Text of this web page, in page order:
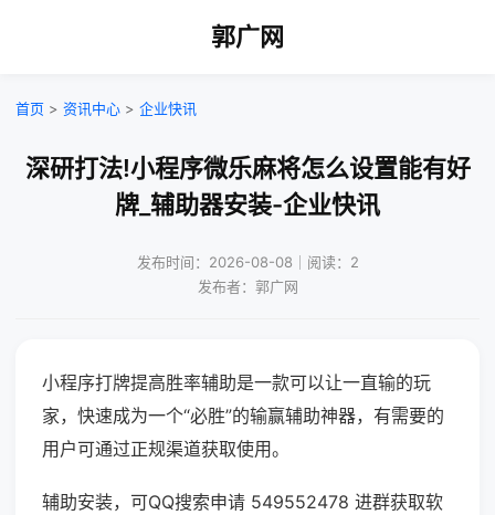
郭广网
首页 > 资讯中心 > 企业快讯
深研打法!小程序微乐麻将怎么设置能有好
牌_辅助器安装-企业快讯
发布时间：2026-08-08｜阅读：2
发布者：郭广网
小程序打牌提高胜率辅助是一款可以让一直输的玩
家，快速成为一个“必胜”的输赢辅助神器，有需要的
用户可通过正规渠道获取使用。
辅助安装，可QQ搜索申请 549552478 进群获取软